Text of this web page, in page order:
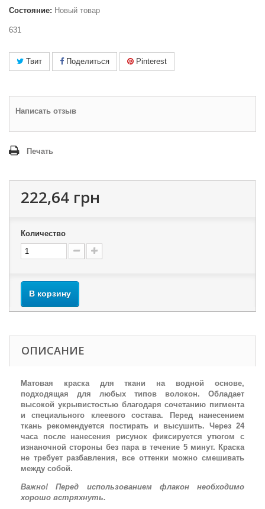
Состояние: Новый товар
631
Твит Поделиться Pinterest
Написать отзыв
Печать
222,64 грн
Количество
В корзину
ОПИСАНИЕ
Матовая краска для ткани на водной основе,
подходящая для любых типов волокон. Обладает
высокой укрывистостью благодаря сочетанию пигмента
и специального клеевого состава. Перед нанесением
ткань рекомендуется постирать и высушить. Через 24
часа после нанесения рисунок фиксируется утюгом с
изнаночной стороны без пара в течение 5 минут. Краска
не требует разбавления, все оттенки можно смешивать
между собой.
Важно! Перед использованием флакон необходимо
хорошо встряхнуть.